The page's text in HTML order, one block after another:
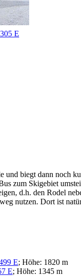
E
biegt dann noch
zum Skigebiet
d.h. den Rodel
nutzen. Dort ist
E; Höhe: 1820 m
E; Höhe: 1345 m